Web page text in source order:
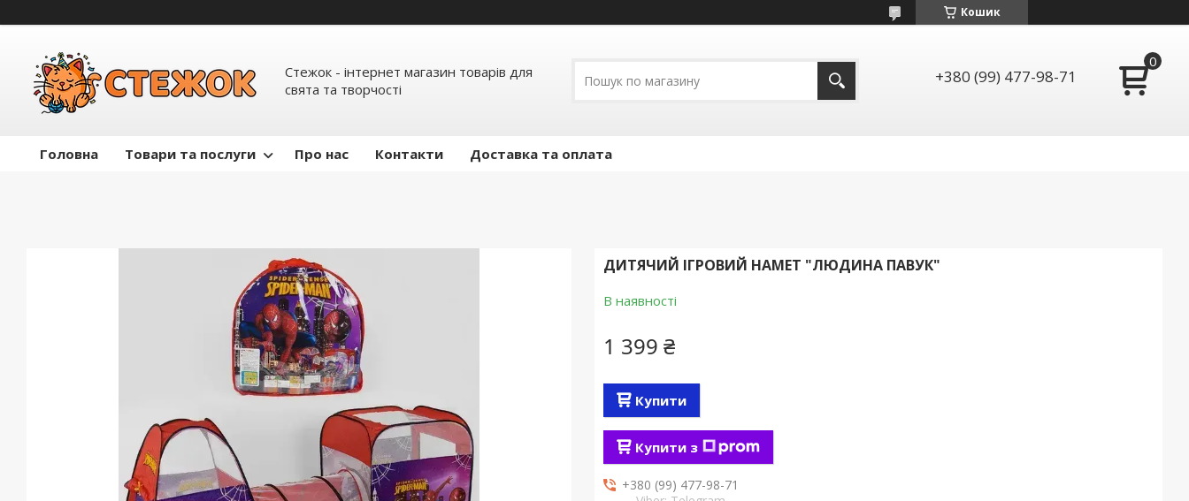
Кошик
Стежок - інтернет магазин товарів для
свята та творчості
+380 (99) 477-98-71
Головна Товари та послуги Про нас Контакти Доставка та оплата
ДИТЯЧИЙ ІГРОВИЙ НАМЕТ "ЛЮДИНА ПАВУК"
В наявності
1 399 ₴
Купити
Купити з
+380 (99) 477-98-71